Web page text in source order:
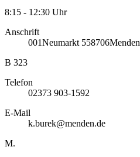
8:15 - 12:30 Uhr
Anschrift
001Neumarkt 558706Menden
B 323
Telefon
02373 903-1592
E-Mail
k.burek@menden.de
M.